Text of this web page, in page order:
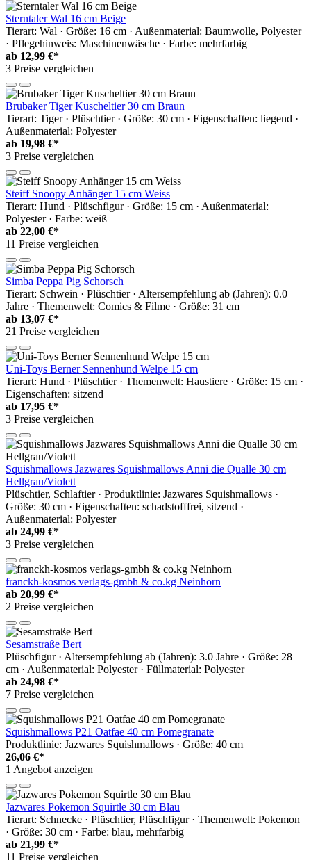
Sterntaler Wal 16 cm Beige
Tierart: Wal · Größe: 16 cm · Außenmaterial: Baumwolle, Polyester
· Pflegehinweis: Maschinenwäsche · Farbe: mehrfarbig
ab 12,99 €*
3 Preise vergleichen
Brubaker Tiger Kuscheltier 30 cm Braun
Tierart: Tiger · Plüschtier · Größe: 30 cm · Eigenschaften: liegend ·
Außenmaterial: Polyester
ab 19,98 €*
3 Preise vergleichen
Steiff Snoopy Anhänger 15 cm Weiss
Tierart: Hund · Plüschfigur · Größe: 15 cm · Außenmaterial:
Polyester · Farbe: weiß
ab 22,00 €*
11 Preise vergleichen
Simba Peppa Pig Schorsch
Tierart: Schwein · Plüschtier · Altersempfehlung ab (Jahren): 0.0
Jahre · Themenwelt: Comics & Filme · Größe: 31 cm
ab 13,07 €*
21 Preise vergleichen
Uni-Toys Berner Sennenhund Welpe 15 cm
Tierart: Hund · Plüschtier · Themenwelt: Haustiere · Größe: 15 cm ·
Eigenschaften: sitzend
ab 17,95 €*
3 Preise vergleichen
Squishmallows Jazwares Squishmallows Anni die Qualle 30 cm
Hellgrau/Violett
Plüschtier, Schlaftier · Produktlinie: Jazwares Squishmallows ·
Größe: 30 cm · Eigenschaften: schadstofffrei, sitzend ·
Außenmaterial: Polyester
ab 24,99 €*
3 Preise vergleichen
franckh-kosmos verlags-gmbh & co.kg Neinhorn
ab 20,99 €*
2 Preise vergleichen
Sesamstraße Bert
Plüschfigur · Altersempfehlung ab (Jahren): 3.0 Jahre · Größe: 28
cm · Außenmaterial: Polyester · Füllmaterial: Polyester
ab 24,98 €*
7 Preise vergleichen
Squishmallows P21 Oatfae 40 cm Pomegranate
Produktlinie: Jazwares Squishmallows · Größe: 40 cm
26,06 €*
1 Angebot anzeigen
Jazwares Pokemon Squirtle 30 cm Blau
Tierart: Schnecke · Plüschtier, Plüschfigur · Themenwelt: Pokemon
· Größe: 30 cm · Farbe: blau, mehrfarbig
ab 21,99 €*
11 Preise vergleichen